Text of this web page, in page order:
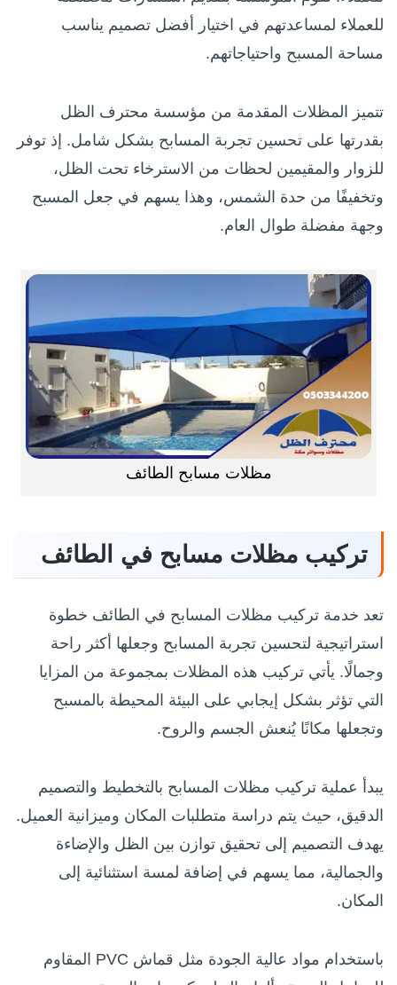
للعملاء لمساعدتهم في اختيار أفضل تصميم يناسب
مساحة المسبح واحتياجاتهم.
تتميز المظلات المقدمة من مؤسسة محترف الظل
بقدرتها على تحسين تجربة المسابح بشكل شامل. إذ توفر
للزوار والمقيمين لحظات من الاسترخاء تحت الظل،
وتخفيفًا من حدة الشمس، وهذا يسهم في جعل المسبح
وجهة مفضلة طوال العام.
مظلات مسابح الطائف
تركيب مظلات مسابح في الطائف
تعد خدمة تركيب مظلات المسابح في الطائف خطوة
استراتيجية لتحسين تجربة المسابح وجعلها أكثر راحة
وجمالًا. يأتي تركيب هذه المظلات بمجموعة من المزايا
التي تؤثر بشكل إيجابي على البيئة المحيطة بالمسبح
وتجعلها مكانًا يُنعش الجسم والروح.
يبدأ عملية تركيب مظلات المسابح بالتخطيط والتصميم
الدقيق، حيث يتم دراسة متطلبات المكان وميزانية العميل.
يهدف التصميم إلى تحقيق توازن بين الظل والإضاءة
والجمالية، مما يسهم في إضافة لمسة استثنائية إلى
المكان.
باستخدام مواد عالية الجودة مثل قماش PVC المقاوم